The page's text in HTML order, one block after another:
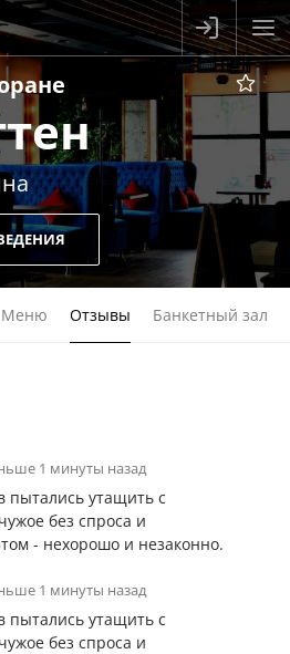
Меню Отзывы Банкетный зал
1 минуты назад
пытались утащить с
без спроса и
- нехорошо и незаконно.
1 минуты назад
пытались утащить с
без спроса и